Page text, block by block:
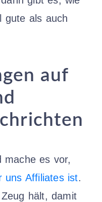
gute als auch
auf
mache es vor,
uns Affiliates ist.
hält, damit